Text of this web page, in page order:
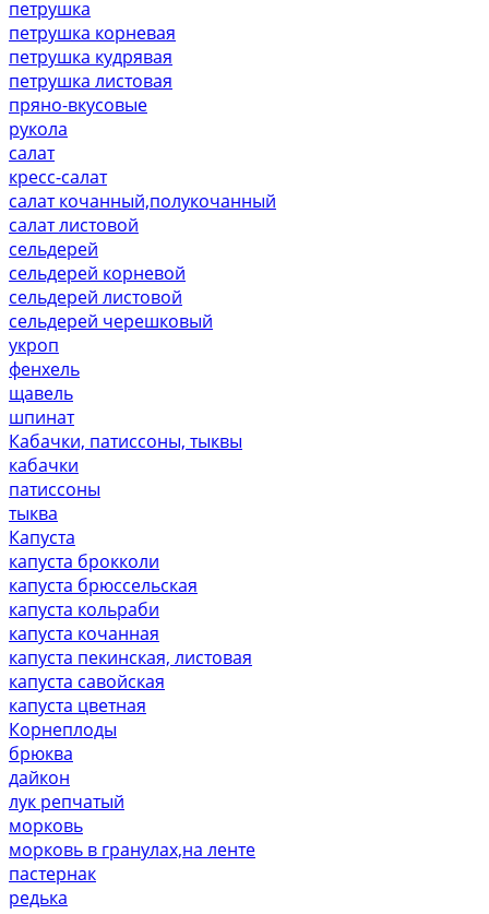
петрушка
петрушка корневая
петрушка кудрявая
петрушка листовая
пряно-вкусовые
рукола
салат
кресс-салат
салат кочанный,полукочанный
салат листовой
сельдерей
сельдерей корневой
сельдерей листовой
сельдерей черешковый
укроп
фенхель
щавель
шпинат
Кабачки, патиссоны, тыквы
кабачки
патиссоны
тыква
Капуста
капуста брокколи
капуста брюссельская
капуста кольраби
капуста кочанная
капуста пекинская, листовая
капуста савойская
капуста цветная
Корнеплоды
брюква
дайкон
лук репчатый
морковь
морковь в гранулах,на ленте
пастернак
редька